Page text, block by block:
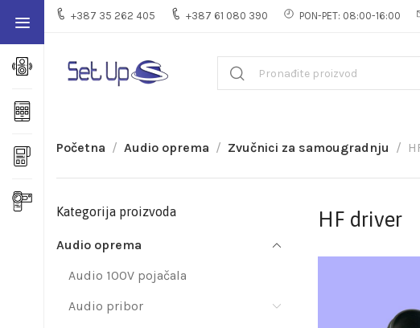
+387 35 262 405 +387 61 080 390 PON-PET: 08:00-16:00
Početna Audio oprema Zvučnici za samougradnju
Kategorija proizvoda
Audio oprema
Audio 100V pojačala
Audio pribor
HF driver